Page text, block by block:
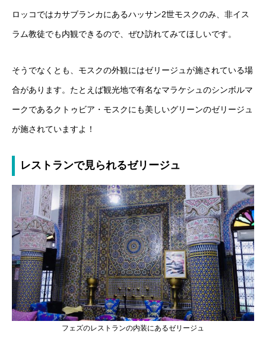
ロッコではカサブランカにあるハッサン2世モスクのみ、非イス
ラム教徒でも内観できるので、ぜひ訪れてみてほしいです。
そうでなくとも、モスクの外観にはゼリージュが施されている場
合があります。たとえば観光地で有名なマラケシュのシンボルマ
ークであるクトゥビア・モスクにも美しいグリーンのゼリージュ
が施されていますよ！
レストランで見られるゼリージュ
フェズのレストランの内装にあるゼリージュ